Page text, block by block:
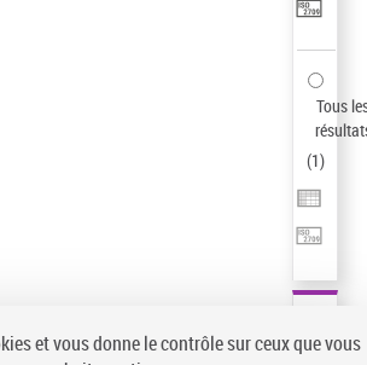
Tous
(1)
et vous donne le contrôle sur ceux que vous